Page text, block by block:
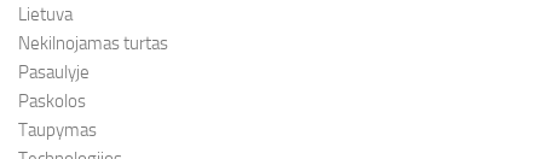
Lietuva
Nekilnojamas turtas
Pasaulyje
Paskolos
Taupymas